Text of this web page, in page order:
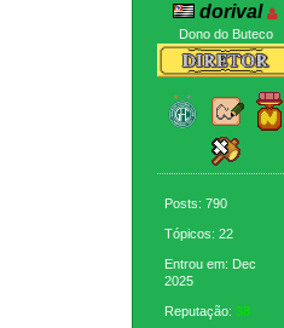
dorival
Dono do Buteco
Posts: 790
Tópicos: 22
Entrou em: Dec
2025
Reputação:38